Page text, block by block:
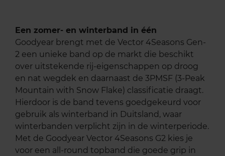
Een zomer- en winterband in één
Goodyear brengt met de Vector 4Seasons Gen-
2 een unieke band op de markt die beschikt
over uitstekende rij-eigenschappen op droog
en nat wegdek en daarnaast de 3PMSF (3-Peak
Mountain with Snow Flake) classificatie draagt.
Hierdoor is de band tevens goedgekeurd voor
gebruik als winterband in Duitsland, waar
winterbanden verplicht zijn in de winterperiode.
Met de Goodyear Vector 4Seasons G2 kies je
voor een all-round topband die goede grip in